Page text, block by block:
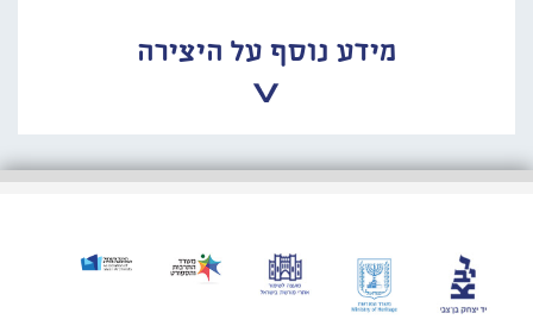
מידע נוסף על היצירה